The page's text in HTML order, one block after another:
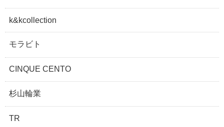
k&kcollection
モラビト
CINQUE CENTO
杉山輪業
TR